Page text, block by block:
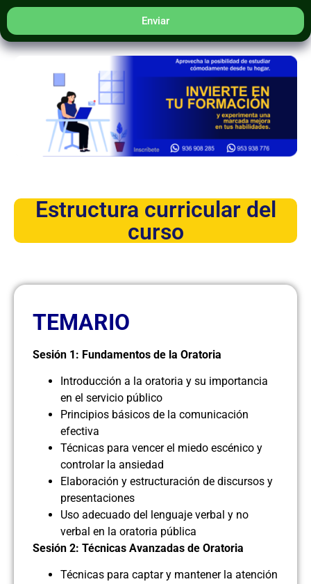
Enviar
Estructura curricular del
curso
TEMARIO
Sesión 1: Fundamentos de la Oratoria
Introducción a la oratoria y su importancia
en el servicio público
Principios básicos de la comunicación
efectiva
Técnicas para vencer el miedo escénico y
controlar la ansiedad
Elaboración y estructuración de discursos y
presentaciones
Uso adecuado del lenguaje verbal y no
verbal en la oratoria pública
Sesión 2: Técnicas Avanzadas de Oratoria
Técnicas para captar y mantener la atención